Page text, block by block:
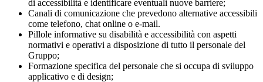
di accessibilità e identificare eventuali nuove barriere;
Canali di comunicazione che prevedono alternative accessibili
come telefono, chat online o e-mail.
Pillole informative su disabilità e accessibilità con aspetti
normativi e operativi a disposizione di tutto il personale del
Gruppo;
Formazione specifica del personale che si occupa di sviluppo
applicativo e di design;